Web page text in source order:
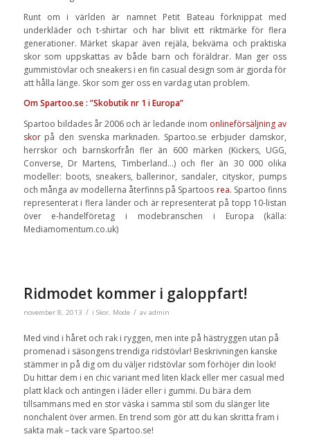
Runt om i världen är namnet Petit Bateau förknippat med
underkläder och t-shirtar och har blivit ett riktmärke för flera
generationer. Märket skapar även rejäla, bekväma och praktiska
skor som uppskattas av både barn och föräldrar. Man ger oss
gummistövlar och sneakers i en fin casual design som är gjorda för
att hålla länge. Skor som ger oss en vardag utan problem.
Om Spartoo.se : ”Skobutik nr 1 i Europa”
Spartoo bildades år 2006 och är ledande inom onlineförsäljning av
skorpå den svenska marknaden. Spartoo.se erbjuder damskor,
herrskor och barnskorfrån fler än 600 märken (Kickers, UGG,
Converse, Dr Martens, Timberland…) och fler än 30 000 olika
modeller: boots, sneakers, ballerinor, sandaler, cityskor, pumps
och många av modellerna återfinns på Spartoos rea. Spartoo finns
representerat i flera länder och är representerat på topp 10-listan
över e-handelföretag i modebranschen i Europa (källa:
Mediamomentum.co.uk)
Ridmodet kommer i galoppfart!
november 8, 2013 / i Skor, Mode / av admin
Med vind i håret och rak i ryggen, men inte på hästryggen utan på
promenad i säsongens trendiga ridstövlar! Beskrivningen kanske
stämmer in på dig om du väljer ridstövlar som förhöjer din look!
Du hittar dem i en chic variant med liten klack eller mer casual med
platt klack och antingen i läder eller i gummi. Du bära dem
tillsammans med en stor väska i samma stil som du slänger lite
nonchalent över armen. En trend som gör att du kan skritta fram i
sakta mak – tack vare Spartoo.se!